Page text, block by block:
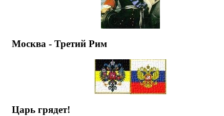
Москва - Третий Рим
Царь грядет!